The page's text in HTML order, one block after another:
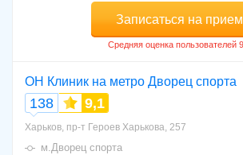
Записаться на прием
ОН Клиник на метро Дворец спорта
138 9,1
Харьков, пр-т Героев Харькова, 257
м.Дворец спорта